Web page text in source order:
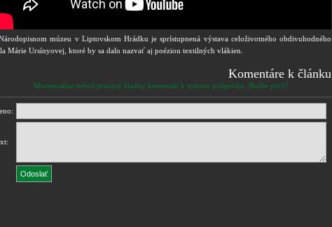
múzeu v Liptovskom Hrádku je sprístupnená výstava celoživotného obdivuhodného
Márie Ursínyovej, ktoré by sa dalo nazvať aj poéziou textilných vlákien.
Komentáre k článku
Momentálne nebol pridaný žiadny komentár k tomuto príspevku. Buďte prvý!